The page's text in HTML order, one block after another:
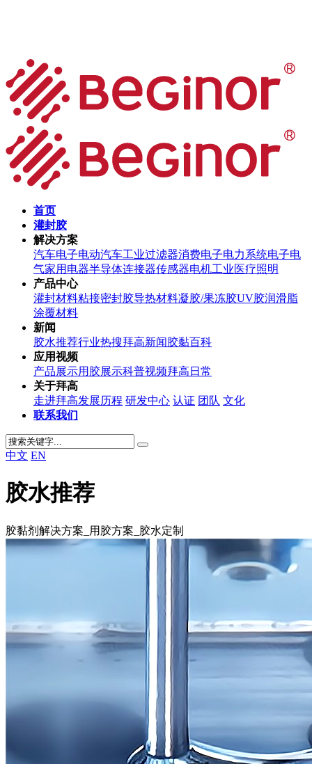
首页
灌封胶
解决方案
汽车电子电动汽车工业过滤器消费电子电力系统电子电
气家用电器半导体连接器传感器电机工业医疗照明
产品中心
灌封材料粘接密封胶导热材料凝胶/果冻胶UV胶润滑脂
涂覆材料
新闻
胶水推荐行业热搜拜高新闻胶黏百科
应用视频
产品展示用胶展示科普视频拜高日常
关于拜高
走进拜高发展历程 研发中心 认证 团队 文化
联系我们
中文 EN
胶水推荐
胶黏剂解决方案_用胶方案_胶水定制